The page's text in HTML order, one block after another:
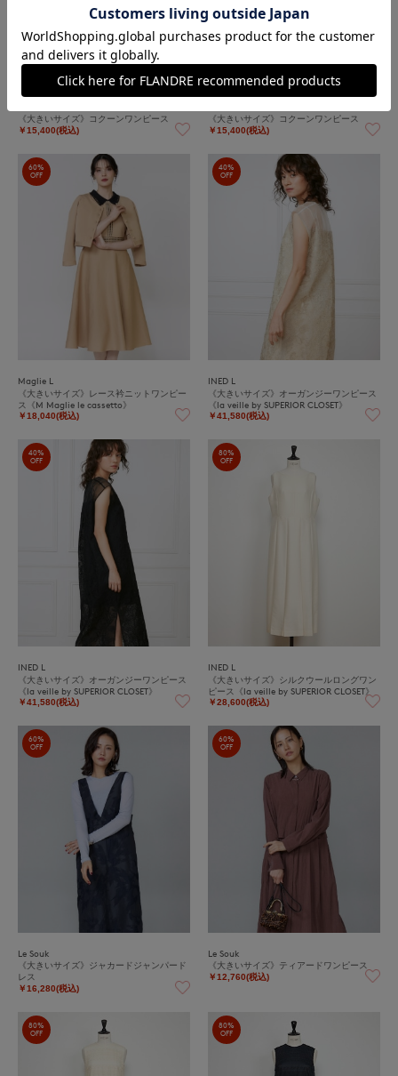
《大きいサイズ》コクーンワンピース
￥15,400(税込)
《大きいサイズ》コクーンワンピース
￥15,400(税込)
60%
OFF
Maglie L
《大きいサイズ》レース衿ニットワンピー
ス《M Maglie le cassetto》
￥18,040(税込)
40%
OFF
INED L
《大きいサイズ》オーガンジーワンピース
《la veille by SUPERIOR CLOSET》
￥41,580(税込)
40%
OFF
INED L
《大きいサイズ》オーガンジーワンピース
《la veille by SUPERIOR CLOSET》
￥41,580(税込)
80%
OFF
INED L
《大きいサイズ》シルクウールロングワン
ピース《la veille by SUPERIOR CLOSET》
￥28,600(税込)
60%
OFF
Le Souk
《大きいサイズ》ジャカードジャンパード
レス
￥16,280(税込)
60%
OFF
Le Souk
《大きいサイズ》ティアードワンピース
￥12,760(税込)
80%
OFF
80%
OFF